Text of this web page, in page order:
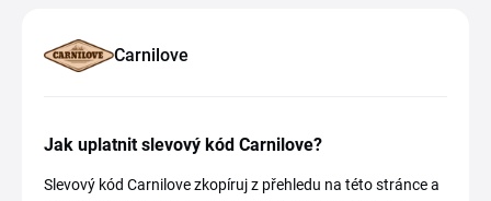
Carnilove
Jak uplatnit slevový kód Carnilove?
Slevový kód Carnilove zkopíruj z přehledu na této stránce a